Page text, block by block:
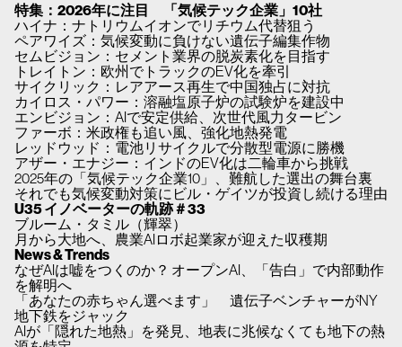
特集：2026年に注目 「気候テック企業」10社
ハイナ：ナトリウムイオンでリチウム代替狙う
ペアワイズ：気候変動に負けない遺伝子編集作物
セムビジョン：セメント業界の脱炭素化を目指す
トレイトン：欧州でトラックのEV化を牽引
サイクリック：レアアース再生で中国独占に対抗
カイロス・パワー：溶融塩原子炉の試験炉を建設中
エンビジョン：AIで安定供給、次世代風力タービン
ファーボ：米政権も追い風、強化地熱発電
レッドウッド：電池リサイクルで分散型電源に勝機
アザー・エナジー：インドのEV化は二輪車から挑戦
2025年の「気候テック企業10」、難航した選出の舞台裏
それでも気候変動対策にビル・ゲイツが投資し続ける理由
U35 イノベーターの軌跡＃33
ブルーム・タミル（輝翠）
月から大地へ、農業AIロボ起業家が迎えた収穫期
News & Trends
なぜAIは嘘をつくのか？ オープンAI、「告白」で内部動作
を解明へ
「あなたの赤ちゃん選べます」 遺伝子ベンチャーがNY
地下鉄をジャック
AIが「隠れた地熱」を発見、地表に兆候なくても地下の熱